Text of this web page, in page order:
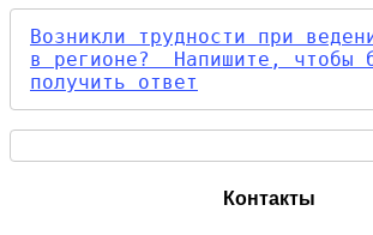
Возникли трудности при
в регионе?  Напишите, чтобы
получить ответ
Контакты